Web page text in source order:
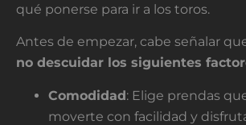
qué ponerse para ir a los toros.
Antes de empezar, cabe señalar
no descuidar los siguientes
Comodidad: Elige prendas
moverte con facilidad y